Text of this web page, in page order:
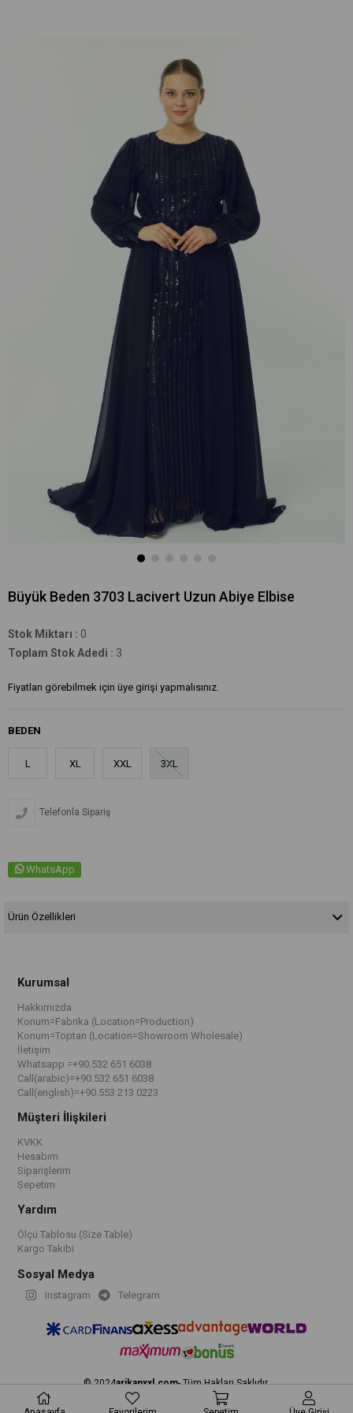
Büyük Beden 3703 Lacivert Uzun Abiye Elbise
Stok Miktarı : 0
Toplam Stok Adedi : 3
Fiyatları görebilmek için üye girişi yapmalısınız.
BEDEN
L XL XXL 3XL
Telefonla Sipariş
WhatsApp
Ürün Özellikleri
Kurumsal
Hakkımızda
Konum=Fabrika (Location=Production)
Konum=Toptan (Location=Showroom Wholesale)
İletişim
Whatsapp =+90.532 651 6038
Call(arabic)=+90.532 651 6038
Call(english)=+90.553 213 0223
Müşteri İlişkileri
KVKK
Hesabım
Siparişlerim
Sepetim
Yardım
Ölçü Tablosu (Size Table)
Kargo Takibi
Sosyal Medya
Instagram Telegram
© 2024arikanxxl.com- Tüm Hakları Saklıdır.